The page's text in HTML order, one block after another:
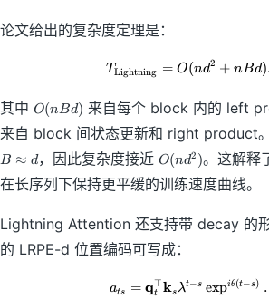
a
{
m
a
t
r
m
n
}
{
a
t
h
r
m
n
te
}
h
d
Q
}
论文给出的复杂度定理是：
TLightning = O(nd2 + nBd).
其中 O
n
B
)
O(nBd) 来自每个 block 内的 left
来自 block 间状态更新和 right product
B ≈ d，因此复杂度接近 O
n
^
2
)
O(nd2 )。这解释
在长序列下保持更平缓的训练速度曲线。
Lightning Attention 还支持带 decay 的
的 LRPE-d 位置编码可写成：
a_{ts} =
ats = qt
⊤ksλt−s expiθ(t−s) .